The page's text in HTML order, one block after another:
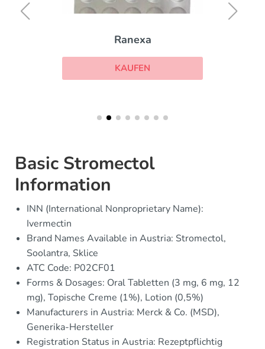
Ranexa
KAUFEN
Basic Stromectol
Information
INN (International Nonproprietary Name):
Ivermectin
Brand Names Available in Austria: Stromectol,
Soolantra, Sklice
ATC Code: P02CF01
Forms & Dosages: Oral Tabletten (3 mg, 6 mg, 12
mg), Topische Creme (1%), Lotion (0,5%)
Manufacturers in Austria: Merck & Co. (MSD),
Generika-Hersteller
Registration Status in Austria: Rezeptpflichtig